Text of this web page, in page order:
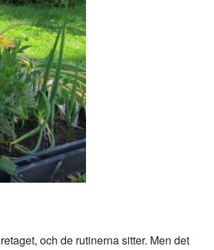
och de rutinerna sitter. Men det